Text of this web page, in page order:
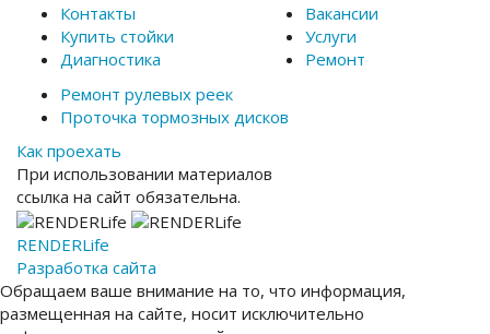
Контакты
Купить стойки
Диагностика
Вакансии
Услуги
Ремонт
Ремонт рулевых реек
Проточка тормозных дисков
Как проехать
При использовании материалов
ссылка на сайт обязательна.
RENDERLife
Разработка сайта
Обращаем ваше внимание на то, что информация,
размещенная на сайте, носит исключительно